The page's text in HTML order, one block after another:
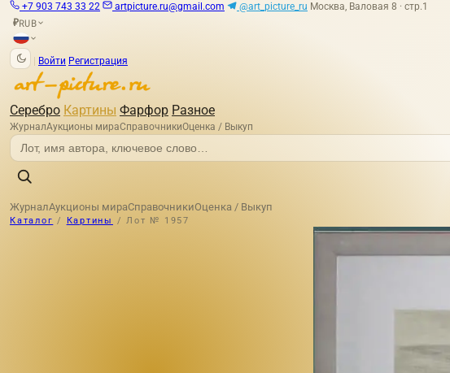
+7 903 743 33 22 artpicture.ru@gmail.com @art_picture_ru Москва, Валовая 8 · стр.1
₽RUB
Войти Регистрация
Серебро Картины Фарфор Разное
ЖурналАукционы мираСправочникиОценка / Выкуп
ЖурналАукционы мираСправочникиОценка / Выкуп
Каталог / Картины / Лот № 1957